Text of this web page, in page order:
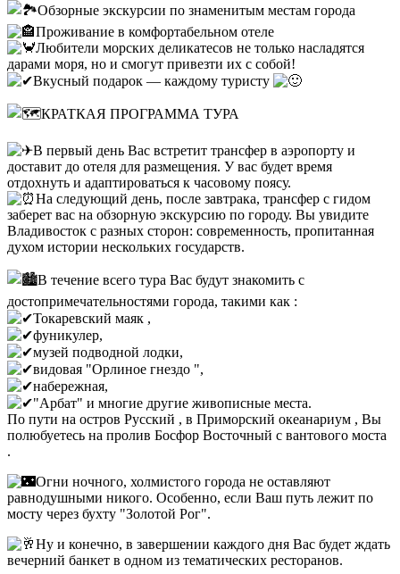
Обзорные экскурсии по знаменитым местам города
Проживание в комфортабельном отеле
Любители морских деликатесов не только насладятся
дарами моря, но и смогут привезти их с собой!
Вкусный подарок — каждому туристу
КРАТКАЯ ПРОГРАММА ТУРА
В первый день Вас встретит трансфер в аэропорту и
доставит до отеля для размещения. У вас будет время
отдохнуть и адаптироваться к часовому поясу.
На следующий день, после завтрака, трансфер с гидом
заберет вас на обзорную экскурсию по городу. Вы увидите
Владивосток с разных сторон: современность, пропитанная
духом истории нескольких государств.
В течение всего тура Вас будут знакомить с
достопримечательностями города, такими как :
Токаревский маяк ,
фуникулер,
музей подводной лодки,
видовая "Орлиное гнездо ",
набережная,
"Арбат" и многие другие живописные места.
По пути на остров Русский , в Приморский океанариум , Вы
полюбуетесь на пролив Босфор Восточный с вантового моста
.
Огни ночного, холмистого города не оставляют
равнодушными никого. Особенно, если Ваш путь лежит по
мосту через бухту "Золотой Рог".
Ну и конечно, в завершении каждого дня Вас будет ждать
вечерний банкет в одном из тематических ресторанов.